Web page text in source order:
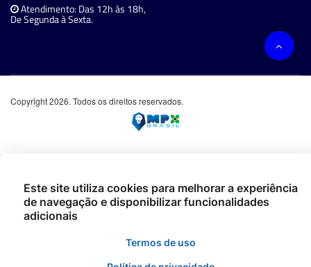
Atendimento: Das 12h às 18h,
De Segunda à Sexta.
Copyright 2026. Todos os direitos reservados.
Este site utiliza cookies para melhorar a experiência
de navegação e disponibilizar funcionalidades
adicionais
Termos de uso